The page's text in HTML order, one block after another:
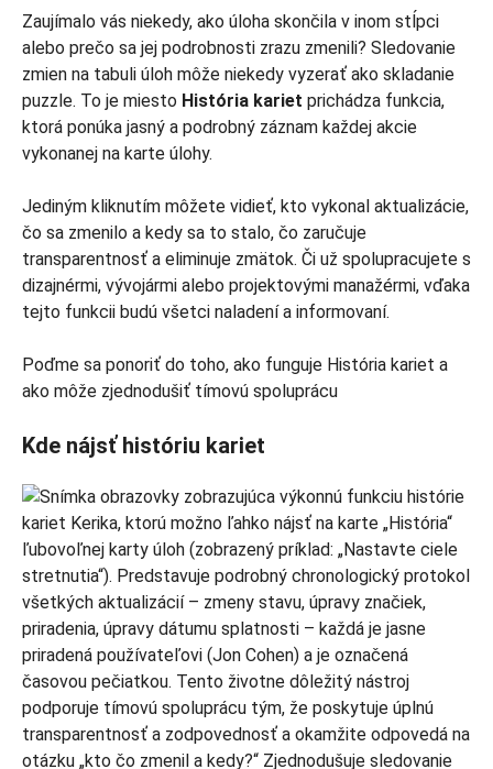
Zaujímalo vás niekedy, ako úloha skončila v inom stĺpci
alebo prečo sa jej podrobnosti zrazu zmenili? Sledovanie
zmien na tabuli úloh môže niekedy vyzerať ako skladanie
puzzle. To je miesto História kariet prichádza funkcia,
ktorá ponúka jasný a podrobný záznam každej akcie
vykonanej na karte úlohy.
Jediným kliknutím môžete vidieť, kto vykonal aktualizácie,
čo sa zmenilo a kedy sa to stalo, čo zaručuje
transparentnosť a eliminuje zmätok. Či už spolupracujete s
dizajnérmi, vývojármi alebo projektovými manažérmi, vďaka
tejto funkcii budú všetci naladení a informovaní.
Poďme sa ponoriť do toho, ako funguje História kariet a
ako môže zjednodušiť tímovú spoluprácu
Kde nájsť históriu kariet